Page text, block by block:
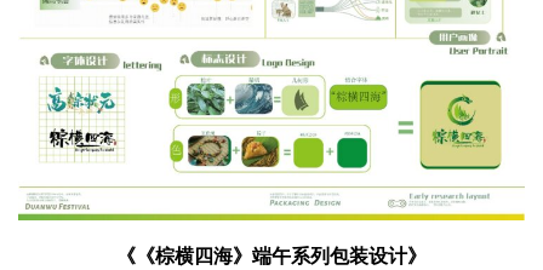
《《棕横四海》端午系列包装设计》